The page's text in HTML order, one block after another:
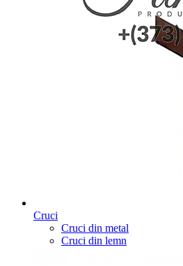
Cruci
Cruci din metal
Cruci din lemn